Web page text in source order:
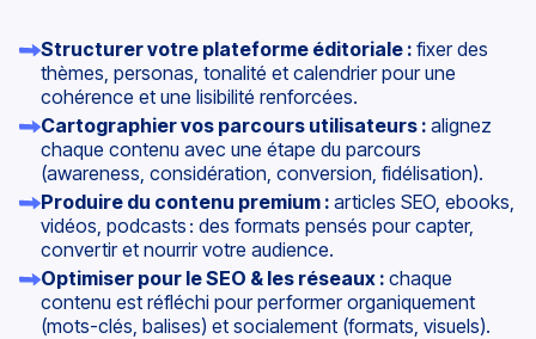
Structurer votre plateforme éditoriale : fixer des
thèmes, personas, tonalité et calendrier pour une
cohérence et une lisibilité renforcées.
Cartographier vos parcours utilisateurs : alignez
chaque contenu avec une étape du parcours
(awareness, considération, conversion, fidélisation).
Produire du contenu premium : articles SEO, ebooks,
vidéos, podcasts : des formats pensés pour capter,
convertir et nourrir votre audience.
Optimiser pour le SEO & les réseaux : chaque
contenu est réfléchi pour performer organiquement
(mots-clés, balises) et socialement (formats, visuels).